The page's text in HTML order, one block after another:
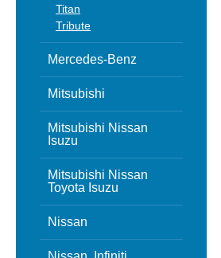
Titan
Tribute
Mercedes-Benz
Mitsubishi
Mitsubishi Nissan
Isuzu
Mitsubishi Nissan
Toyota Isuzu
Nissan